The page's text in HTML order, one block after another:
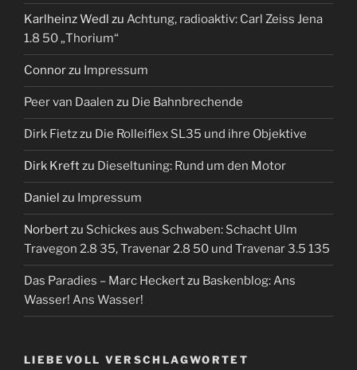
Karlheinz Wedl zu Achtung, radioaktiv: Carl Zeiss Jena
1.8 50 „Thorium“
Connorzu Impressum
Peer van Daalen zu Die Bahnbrechende
Dirk Fietzzu Die Rolleiflex SL35 und ihre Objektive
Dirk Kreftzu Dieseltuning: Rund um den Motor
Daniel zu Impressum
Norbertzu Schickes aus Schwaben: Schacht Ulm
Travegon 2.8 35, Travenar 2.8 50 und Travenar 3.5 135
Das Paradies – Marc Heckertzu Baskenblog: Ans
Wasser! Ans Wasser!
LIEBEVOLL VERSCHLAGWORTET